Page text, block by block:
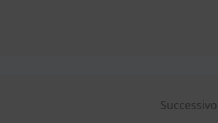
Successivo